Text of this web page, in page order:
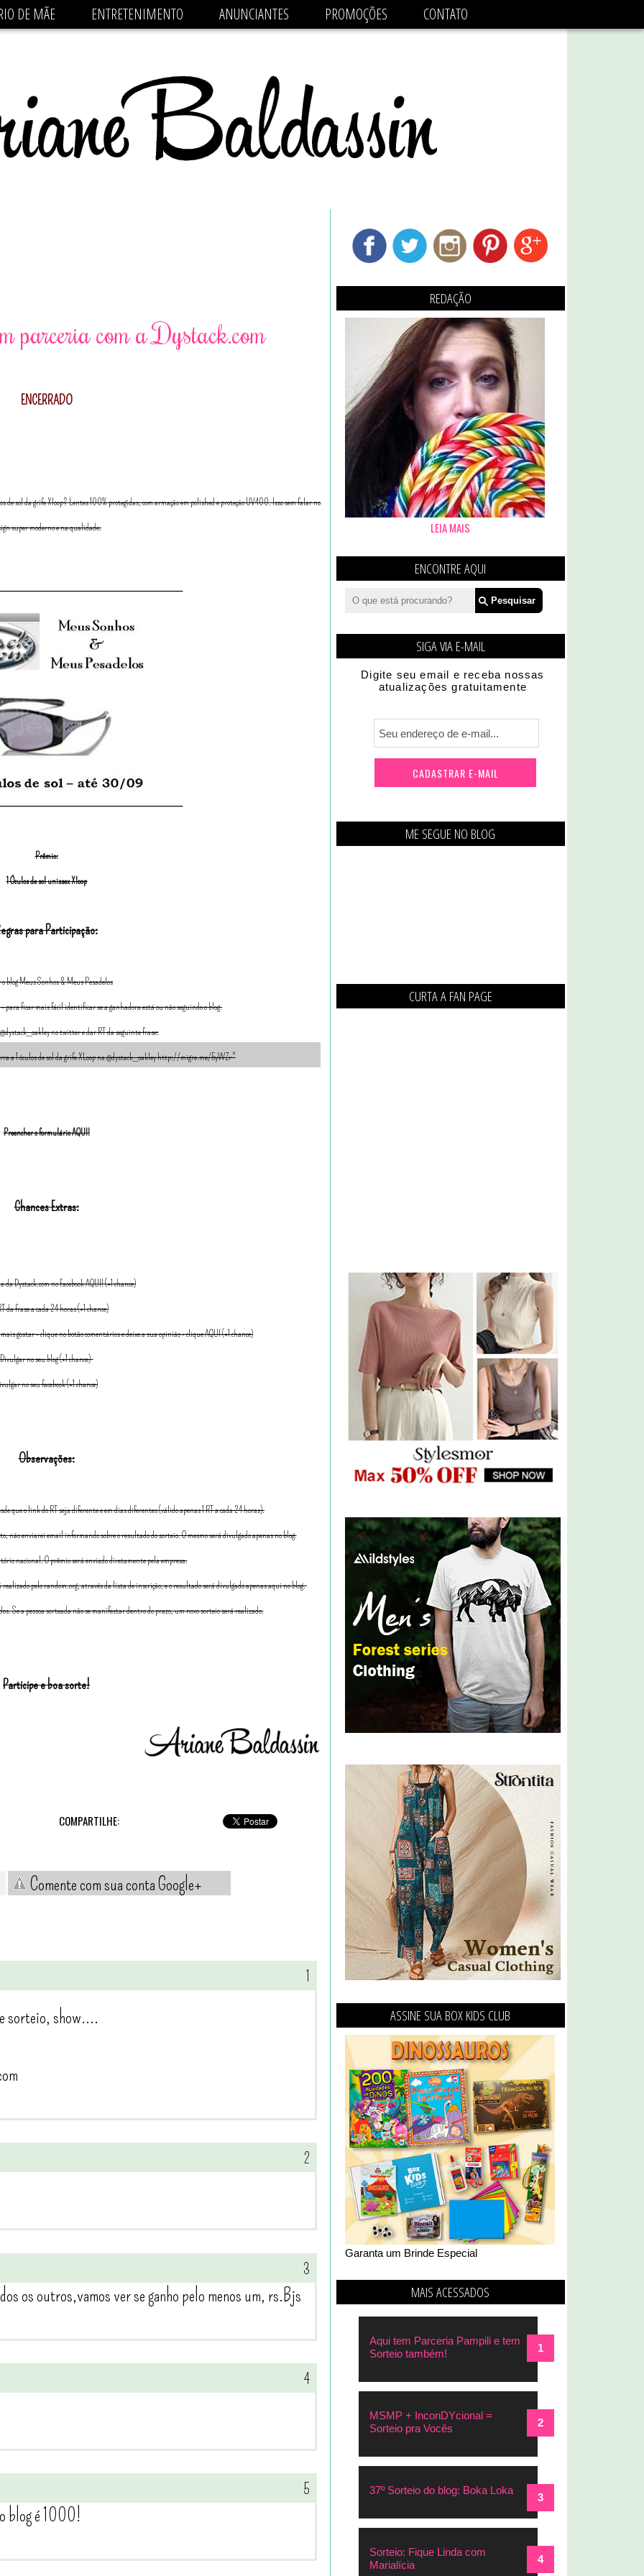
pagead2.googlesyndication.com/pagead/js/adsbygoogle.js'/>
DE MÃE ENTRETENIMENTO ANUNCIANTES PROMOÇÕES CONTATO
parceria com a Dystack.com
ENCERRADO
sol da grife Xloop? Lentes 100% protegidas, com armação em polished e proteção UV400. Isso sem falar no
super moderno e na qualidade.
Prêmio:
1 Óculos de sol unissex Xloop
para Participação:
blog Meus Sonhos & Meus Pesadelos
ficar mais fácil identificar se a ganhadora está ou não seguindo o blog.
no twitter e dar RT da seguinte frase:
a 1 óculos de sol da grife XLoopna@dystack_oakleyhttp://migre.me/5yWZr "
Preencher o formulário AQUI!
Chances Extras:
Dystack.com no Facebook AQUI! (+1 chance)
da frase a cada 24 horas (+1 chance)
gostar - clique no botão comentários e deixe a sua opinião - clique AQUI (+1 chance)
Divulgar no seu blog (+1 chance)
no seu facebook (+1 chance)
Observações:
que o link do RT seja diferente e em dias diferentes (válido apenas 1 RT a cada 24 horas).
não enviarei email informando sobre o resultado do sorteio. O mesmo será divulgado apenas no blog.
nacional. O prêmio será enviado diretamente pela empresa.
pelo random.org, através da lista de inscrição, e o resultado será divulgado apenas aqui no blog.
Se a pessoa sorteada não se manifestar dentro do prazo, um novo sorteio será realizado.
Participe e boa sorte!
COMPARTILHE:
Comente com sua conta Google+
sorteio, show....
os outros,vamos ver se ganho pelo menos um, rs.Bjs
blog é 1000!
REDAÇÃO
LEIA MAIS
ENCONTRE AQUI
SIGA VIA E-MAIL
Digite seu email e receba nossas
atualizações gratuitamente
ME SEGUE NO BLOG
CURTA A FAN PAGE
ASSINE SUA BOX KIDS CLUB
Garanta um Brinde Especial
MAIS ACESSADOS
Aqui tem Parceria Pampili e tem
Sorteio também!
MSMP + InconDYcional =
Sorteio pra Vocês
37º Sorteio do blog: Boka Loka
Sorteio: Fique Linda com
Marialícia